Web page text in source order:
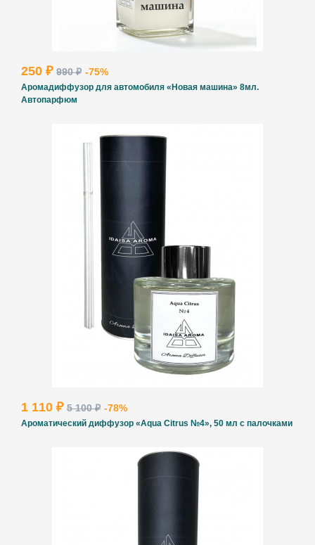
250 ₽ 990 ₽ -75%
Аромадиффузор для автомобиля «Новая машина» 8мл.
Автопарфюм
1 110 ₽ 5 100 ₽ -78%
Ароматический диффузор «Aqua Citrus №4», 50 мл с палочками